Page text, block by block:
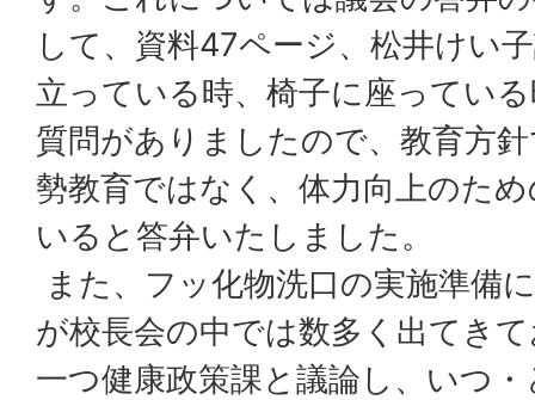
して、資料47ページ、松井けい
立っている時、椅子に座ってい
質問がありましたので、教育方
勢教育ではなく、体力向上のた
いると答弁いたしました。
また、フッ化物洗口の実施準備
が校長会の中では数多く出てき
一つ健康政策課と議論し、いつ